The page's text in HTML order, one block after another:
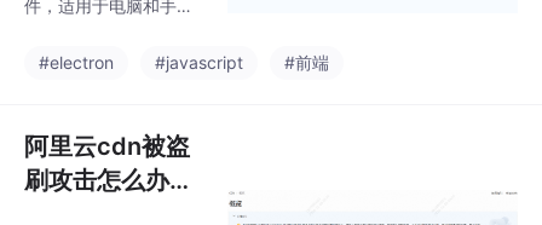
用。程序根据用户选中
文件。实测扫描5000照
件，适用于电脑和手
的相册。用户只需选择
NG图片，并在扫描完成
后列出重复照片，左侧
显示原图，右侧显示重
#electron #javascript #前端
阿里云cdn被盗
刷攻击怎么办？